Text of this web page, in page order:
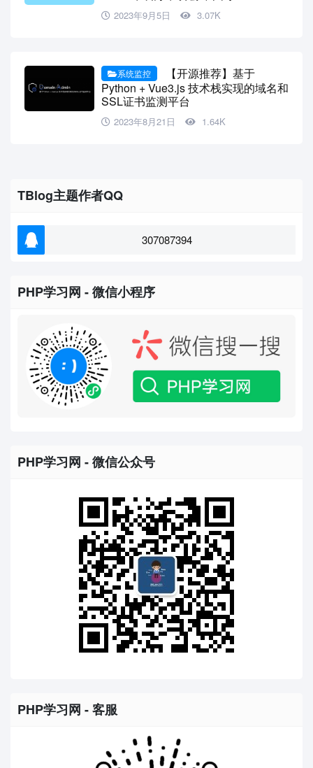
2023年9月5日 3.07K
系统监控
【开源推荐】基于
Python + Vue3.js 技术栈实现的域名和
SSL证书监测平台
2023年8月21日 1.64K
TBlog主题作者QQ
307087394
PHP学习网 - 微信小程序
PHP学习网 - 微信公众号
PHP学习网 - 客服